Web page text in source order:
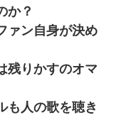
(冗談)」息子「はい、
から援助して欲し
めた」と離婚切り出
か？
ァン自身が決め
残りかすのオマ
も人の歌を聴き